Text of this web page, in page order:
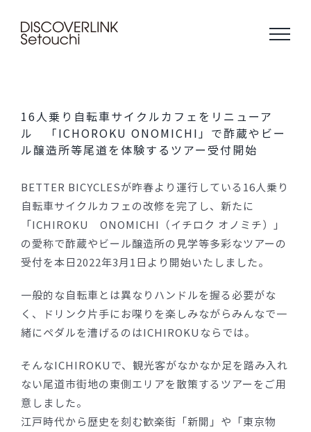
content
16人乗り自転車サイクルカフェをリニューア
ル 「ICHOROKU ONOMICHI」で酢蔵やビー
ル醸造所等尾道を体験するツアー受付開始
BETTER BICYCLESが昨春より運行している16人乗り
自転車サイクルカフェの改修を完了し、新たに
「ICHIROKU ONOMICHI（イチロク オノミチ）」
の愛称で酢蔵やビール醸造所の見学等多彩なツアーの
受付を本日2022年3月1日より開始いたしました。
一般的な自転車とは異なりハンドルを握る必要がな
く、ドリンク片手にお喋りを楽しみながらみんなで一
緒にペダルを漕げるのはICHIROKUならでは。
そんなICHIROKUで、観光客がなかなか足を踏み入れ
ない尾道市街地の東側エリアを散策するツアーをご用
意しました。
江戸時代から歴史を刻む歓楽街「新開」や「東京物